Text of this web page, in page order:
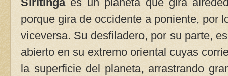
porque gira de occidente a poniente, por
viceversa. Su desfiladero, por su parte,
abierto en su extremo oriental cuyas
la superficie del planeta, arrastrando